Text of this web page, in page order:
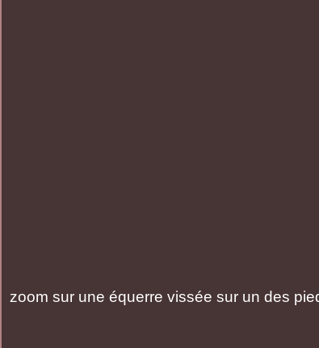
zoom sur une équerre vissée sur un des